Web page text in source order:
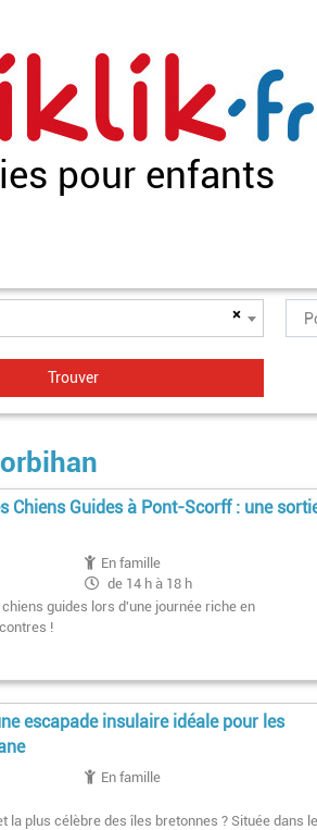
pour enfants
×
Chiens Guides à Pont-Scorff : une
En famille
de 14 h à 18 h
guides lors d'une journée riche en
!
escapade insulaire idéale pour les
En famille
la plus célèbre des îles bretonnes ? Située dans